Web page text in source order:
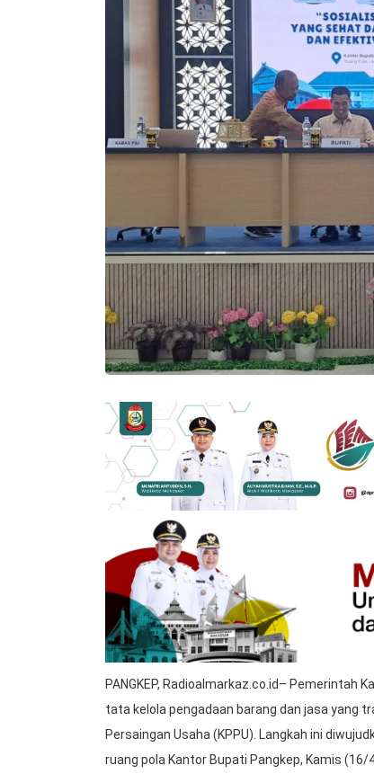
PANGKEP, Radioalmarkaz.co.id–
tata kelola pengadaan barang dan jasa yang
Persaingan Usaha (KPPU). Langkah ini
ruang pola Kantor Bupati Pangkep, Kamis (16/